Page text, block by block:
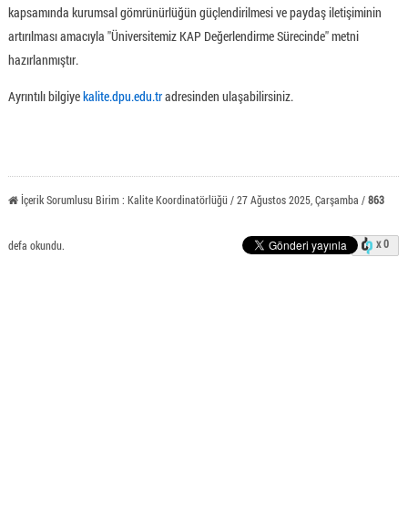
kapsamında kurumsal gömrünürlüğün güçlendirilmesi ve paydaş iletişiminin
artırılması amacıyla ''Üniversitemiz KAP Değerlendirme Sürecinde'' metni
hazırlanmıştır.
Ayrıntılı bilgiyekalite.dpu.edu.tradresinden ulaşabilirsiniz.
İçerik Sorumlusu Birim : Kalite Koordinatörlüğü / 27 Ağustos 2025, Çarşamba /863
defa okundu. x 0